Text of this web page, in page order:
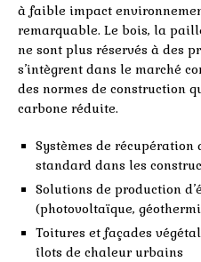
à faible impact
remarquable. Le bois, la
ne sont plus réservés à des
s’intègrent dans le marché
des normes de construction
carbone réduite.
Systèmes de récupération
standard dans les
Solutions de production
(photovoltaïque,
Toitures et façades
îlots de chaleur urbains